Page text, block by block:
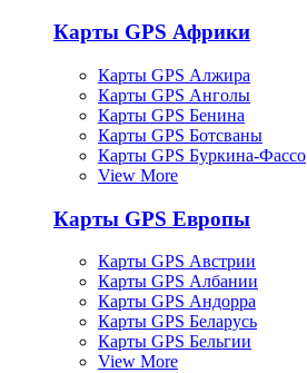
Карты GPS Африки
Карты GPS Алжира
Карты GPS Анголы
Карты GPS Бенина
Карты GPS Ботсваны
Карты GPS Буркина-Фассо
View More
Карты GPS Европы
Карты GPS Австрии
Карты GPS Албании
Карты GPS Андорра
Карты GPS Беларусь
Карты GPS Бельгии
View More